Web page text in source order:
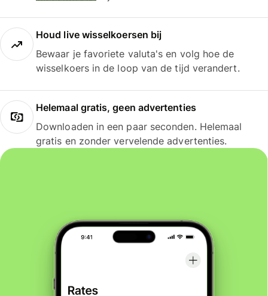
Houd live wisselkoersen bij
Bewaar je favoriete valuta's en volg hoe de
wisselkoers in de loop van de tijd verandert.
Helemaal gratis, geen advertenties
Downloaden in een paar seconden. Helemaal
gratis en zonder vervelende advertenties.